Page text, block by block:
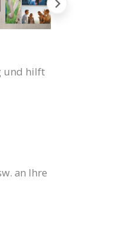
und hilft
an Ihre